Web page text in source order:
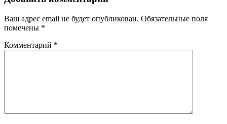
Ваш адрес email не будет опубликован. Обязательные поля
помечены *
Комментарий *